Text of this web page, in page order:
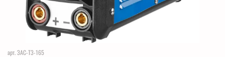
арт.ЗАС-Т3-165